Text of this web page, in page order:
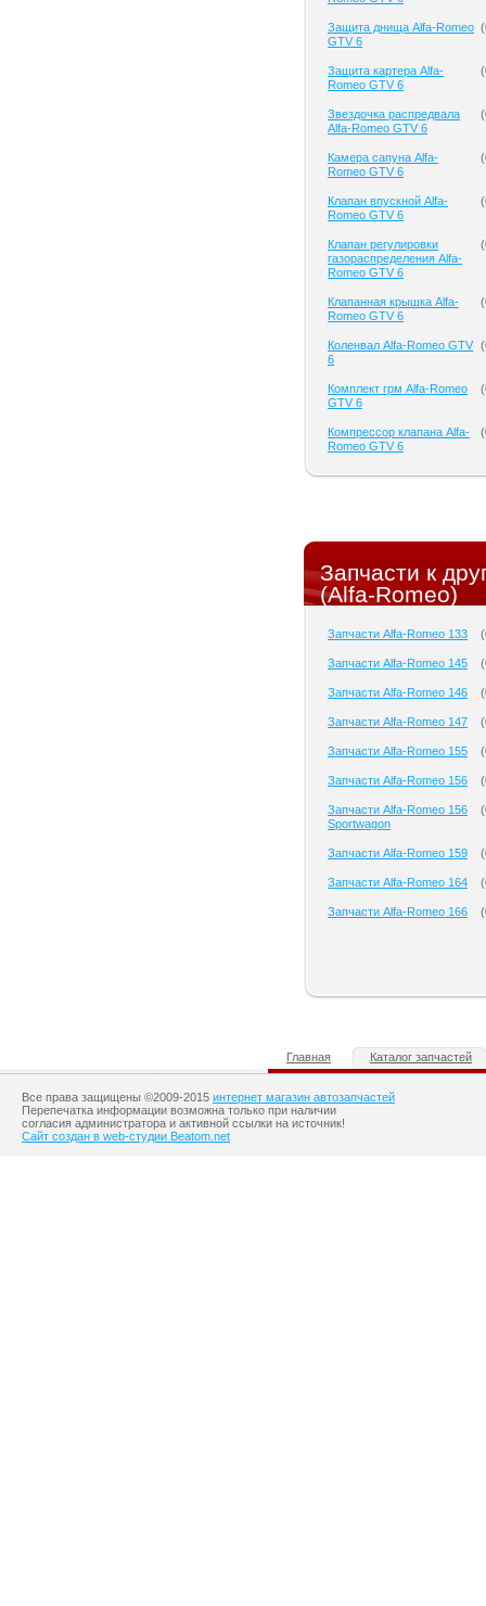
Защита днища Alfa-Romeo
GTV 6
(
Защита картера Alfa-
Romeo GTV 6
(
Звездочка распредвала
Alfa-Romeo GTV 6
(
Камера сапуна Alfa-
Romeo GTV 6
(
Клапан впускной Alfa-
Romeo GTV 6
(
Клапан регулировки
газораспределения Alfa-
Romeo GTV 6
(
Клапанная крышка Alfa-
Romeo GTV 6
(
Коленвал Alfa-Romeo GTV
6
(
Комплект грм Alfa-Romeo
GTV 6
(
Компрессор клапана Alfa-
Romeo GTV 6
(
Запчасти к
(Alfa-Romeo)
Запчасти Alfa-Romeo 133 (
Запчасти Alfa-Romeo 145 (
Запчасти Alfa-Romeo 146 (
Запчасти Alfa-Romeo 147 (
Запчасти Alfa-Romeo 155 (
Запчасти Alfa-Romeo 156 (
Запчасти Alfa-Romeo 156
Sportwagon
(
Запчасти Alfa-Romeo 159 (
Запчасти Alfa-Romeo 164 (
Запчасти Alfa-Romeo 166 (
Главная Каталог запчастей
Все права защищены ©2009-2015 интернет магазин автозапчастей
Перепечатка информации возможна только при наличии
согласия администратора и активной ссылки на источник!
Сайт создан в web-студии Beatom.net